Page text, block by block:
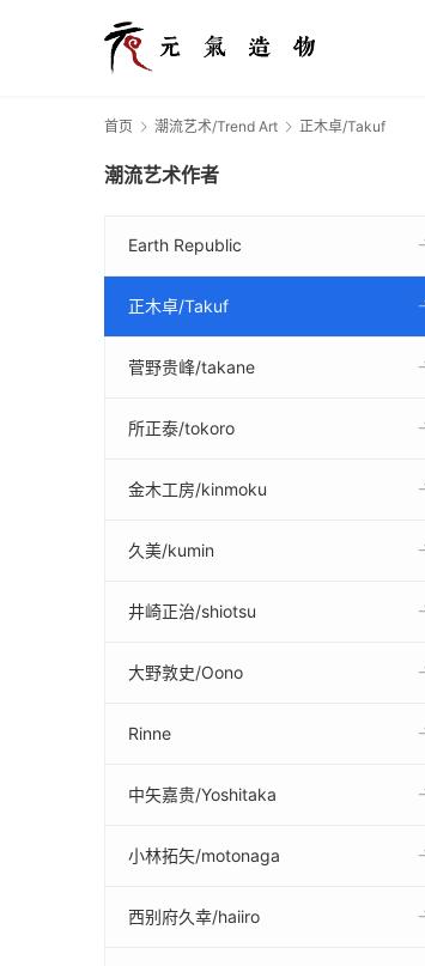
首页 潮流艺术/Trend Art 正木卓/Takuf
潮流艺术作者
Earth Republic
正木卓/Takuf
菅野贵峰/takane
所正泰/tokoro
金木工房/kinmoku
久美/kumin
井崎正治/shiotsu
大野敦史/Oono
Rinne
中矢嘉贵/Yoshitaka
小林拓矢/motonaga
西别府久幸/haiiro